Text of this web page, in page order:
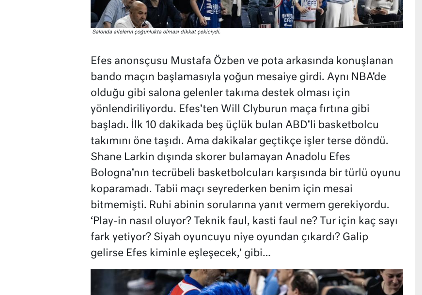
Salonda ailelerin çoğunlukta olması dikkat çekiciydi.
Efes anonsçusu Mustafa Özben ve pota arkasında konuşlanan
bando maçın başlamasıyla yoğun mesaiye girdi. Aynı NBA’de
olduğu gibi salona gelenler takıma destek olması için
yönlendiriliyordu. Efes’ten Will Clyburun maça fırtına gibi
başladı. İlk 10 dakikada beş üçlük bulan ABD’li basketbolcu
takımını öne taşıdı. Ama dakikalar geçtikçe işler terse döndü.
Shane Larkin dışında skorer bulamayan Anadolu Efes
Bologna’nın tecrübeli basketbolcuları karşısında bir türlü oyunu
koparamadı. Tabii maçı seyrederken benim için mesai
bitmemişti. Ruhi abinin sorularına yanıt vermem gerekiyordu.
‘Play-in nasıl oluyor? Teknik faul, kasti faul ne? Tur için kaç sayı
fark yetiyor? Siyah oyuncuyu niye oyundan çıkardı? Galip
gelirse Efes kiminle eşleşecek,’ gibi…